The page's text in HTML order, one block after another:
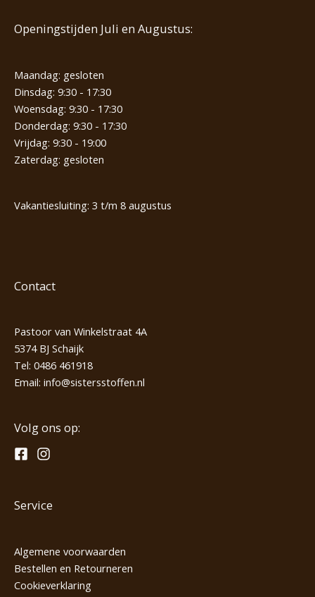
Openingstijden Juli en Augustus:
Maandag: gesloten
Dinsdag: 9:30 - 17:30
Woensdag: 9:30 - 17:30
Donderdag: 9:30 - 17:30
Vrijdag: 9:30 - 19:00
Zaterdag: gesloten
Vakantiesluiting: 3 t/m 8 augustus
Contact
Pastoor van Winkelstraat 4A
5374 BJ Schaijk
Tel: 0486 461918
Email: info@sistersstoffen.nl
Volg ons op:
Service
Algemene voorwaarden
Bestellen en Retourneren
Cookieverklaring